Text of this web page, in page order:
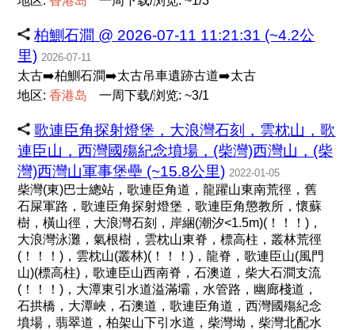
柏鰂石澗 @ 2026-07-11 11:21:31 (~4.2公
里) 2026-07-11
太古➡️柏鰂石澗➡️太古吊車遺跡古道➡️太古
地区:香港岛 一周下载/浏览: ~3/1
歌連臣角探射燈堡，大浪灣石刻，雲枕山，歌
連臣山，西灣國殤紀念墳場，(柴灣)西灣山，(柴
灣)西灣山軍事堡壘 (~15.8公里) 2022-01-05
柴灣(東)巴士總站，歌連臣角道，龍躍山東南荒徑，舊
石屎軍路，歌連臣角探射燈堡，歌連臣角懲教所，懷蘇
樹，橫山徑，大浪灣石刻，岸綑(潮汐<1.5m)(！！！)，
大浪灣泳灘，氣根樹，雲枕山東脊，標高柱，叢林荒徑
(！！！)，雲枕山(叢林)(！！！)，龍脊，歌連臣山(風門
山)(標高柱)，歌連臣山西南脊，石澳道，柴大石澗支流
(！！！)，大潭東引水道溢滿壩，水管路，幽廊棧道，
石拱橋，大潭峽，石澳道，歌連臣角道，西灣國殤紀念
墳場，翡翠道，柏架山下引水道，柴灣坳，柴灣北配水